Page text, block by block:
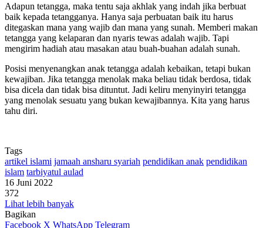
Adapun tetangga, maka tentu saja akhlak yang indah jika berbuat
baik kepada tetangganya. Hanya saja perbuatan baik itu harus
ditegaskan mana yang wajib dan mana yang sunah. Memberi makan
tetangga yang kelaparan dan nyaris tewas adalah wajib. Tapi
mengirim hadiah atau masakan atau buah-buahan adalah sunah.
Posisi menyenangkan anak tetangga adalah kebaikan, tetapi bukan
kewajiban. Jika tetangga menolak maka beliau tidak berdosa, tidak
bisa dicela dan tidak bisa dituntut. Jadi keliru menyinyiri tetangga
yang menolak sesuatu yang bukan kewajibannya. Kita yang harus
tahu diri.
Tags
artikel islami jamaah ansharu syariah pendidikan anak pendidikan
islam tarbiyatul aulad
16 Juni 2022
372
Lihat lebih banyak
Bagikan
Facebook X WhatsApp Telegram